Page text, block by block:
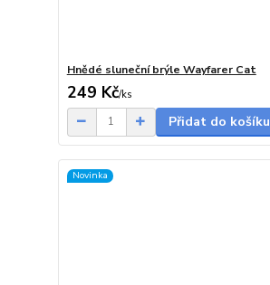
Hnědé sluneční brýle Wayfarer Cat
249 Kč/ks
Přidat do košíku
Novinka